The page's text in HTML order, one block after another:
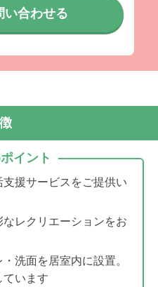
い合わせる
イント
援サービスをご提供い
レクリエーションをお
洗面を居室内に設置。
います